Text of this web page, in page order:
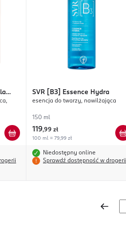
SVR [B3] Essence Hydra
esencja do twarzy, nawilżająca
150 ml
119,99 zł
100 ml = 79,99 zł
Niedostępny online
Sprawdź dostępność w drogerii